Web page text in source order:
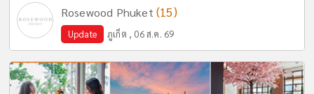
Rosewood Phuket (15)
Update ภูเก็ต , 06 ส.ค. 69